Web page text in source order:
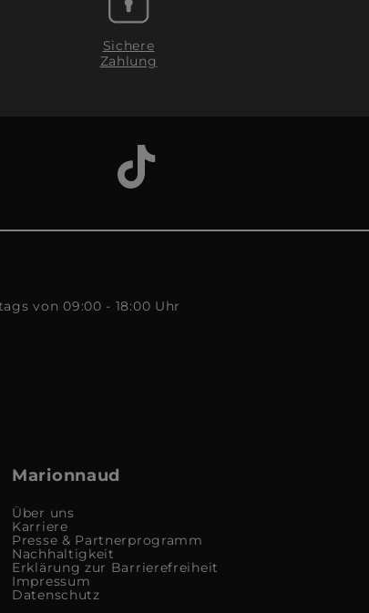
Sichere
Zahlung
von 09:00 - 18:00 Uhr
Marionnaud
Über uns
Karriere
Presse & Partnerprogramm
Nachhaltigkeit
Erklärung zur Barrierefreiheit
Impressum
Datenschutz